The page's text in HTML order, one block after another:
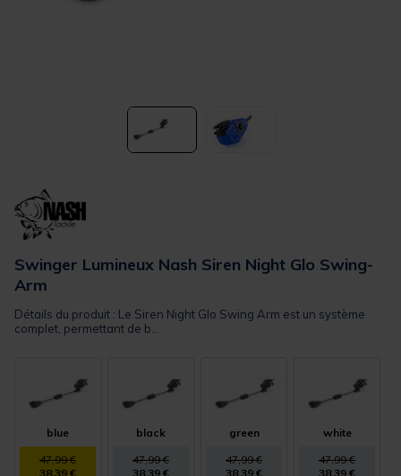
Swinger Lumineux Nash Siren Night Glo Swing-
Arm
Détails du produit : Le Siren Night Glo Swing Arm est un système
complet, permettant de b...
blue
47,99 €
38,39 €
black
47,99 €
38,39 €
green
47,99 €
38,39 €
white
47,99 €
38,39 €